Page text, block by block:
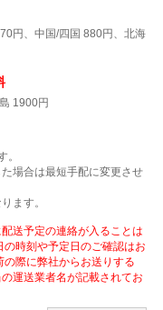
円、中国/四国 880円、北海
1900円
。
場合は最短手配に変更させ
ます。
送予定の連絡が入ることは
時刻や予定日のご確認はお
際に弊社からお送りする
運送業者名が記載されてお